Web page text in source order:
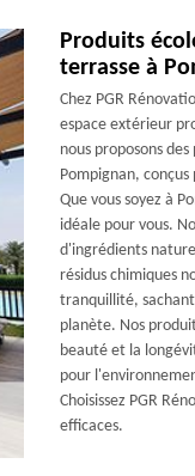
Produits
terrasse à
Chez PGR
espace extérieur
nous proposons
Pompignan,
Que vous soyez à
idéale pour vous.
d'ingrédients
résidus chimiques
tranquillité,
planète. Nos
beauté et la
pour
Choisissez PGR
efficaces.